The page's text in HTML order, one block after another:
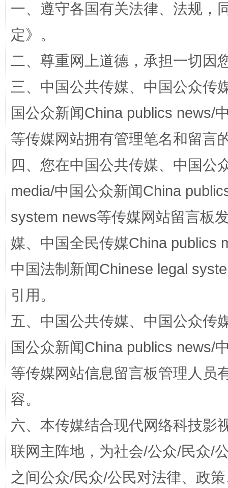
国家大学科技园优化重塑工作
一、遵守各国有关法律、法规，
定》。
二、尊重网上道德，承担一切因
三、中国公共传媒、中国公众传
国公众新闻China publics news/
等传媒网站拥有管理笔名和留言
四、您在中国公共传媒、中国公
media/中国公众新闻China
system news等传媒网站留言板
媒、中国全民传媒China publics
中国法制新闻Chinese legal
引用。
五、中国公共传媒、中国公众传
国公众新闻China publics news/
等传媒网站信息留言板管理人员
容。
六、本传媒结合现代网络科技影
联网主阵地，为社会/公众/民众/
之间公众/民众/公民对法律、政